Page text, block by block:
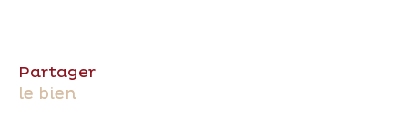
partager
le bien